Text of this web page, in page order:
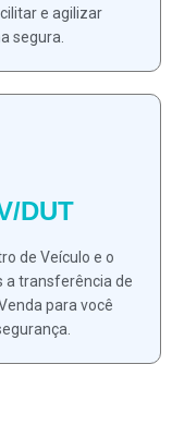
e agilizar
segura.
DUT
de Veículo e o
a transferência de
para você